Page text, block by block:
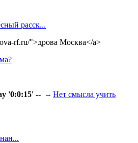
расск...
rf.ru/">дрова Москва</a>
'0:0:15' --
Нет смысла учить